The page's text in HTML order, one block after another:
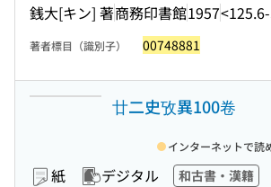
銭大[キン] 著商務印書館1957
著者標目（識別子） 00748881
廿二史攷異100卷
紙 デジタル 和古書・漢籍
インターネットで読